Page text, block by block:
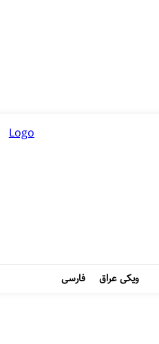
ویکی عراق فارسی